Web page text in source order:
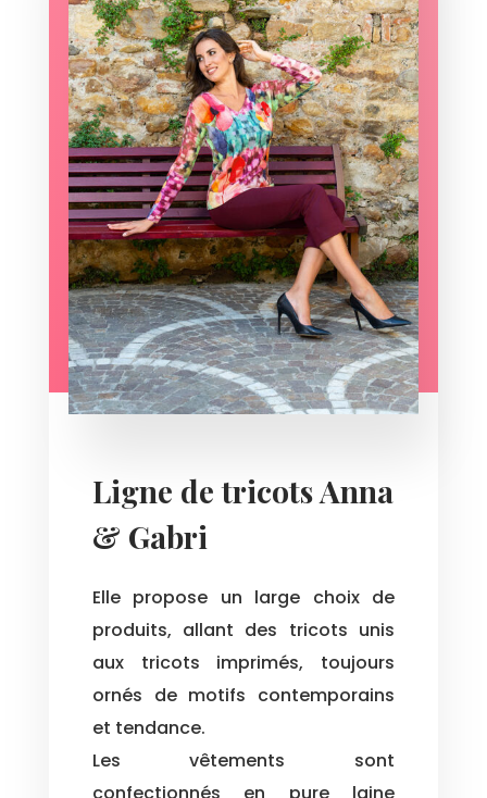
Ligne de tricots Anna
& Gabri
Elle propose un large choix de
produits, allant des tricots unis
aux tricots imprimés, toujours
ornés de motifs contemporains
et tendance.
Les vêtements sont
confectionnés en pure laine